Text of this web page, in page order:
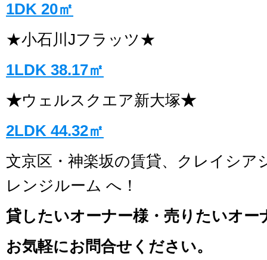
1DK 20㎡
★小石川Jフラッツ★
1LDK 38.17㎡
★ウェルスクエア新大塚★
2LDK 44.32㎡
文京区・神楽坂の賃貸、クレイシア
レンジルーム へ！
貸したいオーナー様・売りたいオー
お気軽にお問合せください。